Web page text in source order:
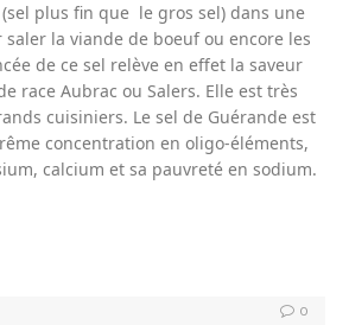
plus fin que le gros sel) dans une
la viande de boeuf ou encore les
de ce sel relève en effet la saveur
race Aubrac ou Salers. Elle est très
cuisiniers. Le sel de Guérande est
concentration en oligo-éléments,
calcium et sa pauvreté en sodium.
0